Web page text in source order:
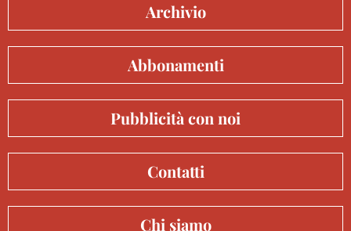
Archivio
Abbonamenti
Pubblicità con noi
Contatti
Chi siamo